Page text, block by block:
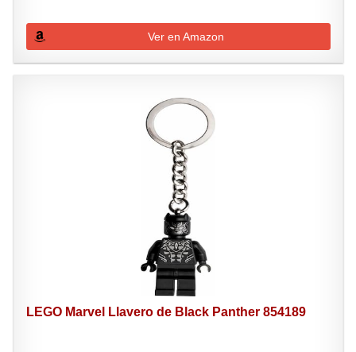
Ver en Amazon
LEGO Marvel Llavero de Black Panther 854189